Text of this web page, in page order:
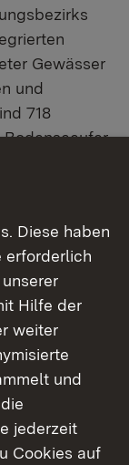
Gewässer
und
718
Bodenseeufer
Land auf der
oder
teilweise
Diese haben
erforderlich
Hilfe der
weiter
und
jederzeit
Cookies auf